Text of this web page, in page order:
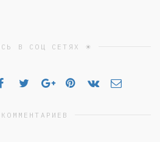
В СОЦ СЕТЯХ ☀